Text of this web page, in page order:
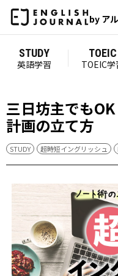
by ア
STUDY
英語学習
TOEIC
TOEIC学
三日坊主でも
計画の立て方
STUDY 超時短イングリッシュ